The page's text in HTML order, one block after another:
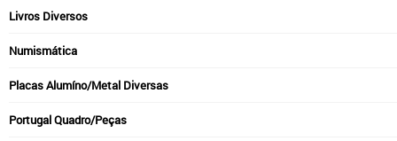
Livros Diversos
Numismática
Placas Alumíno/Metal Diversas
Portugal Quadro/Peças